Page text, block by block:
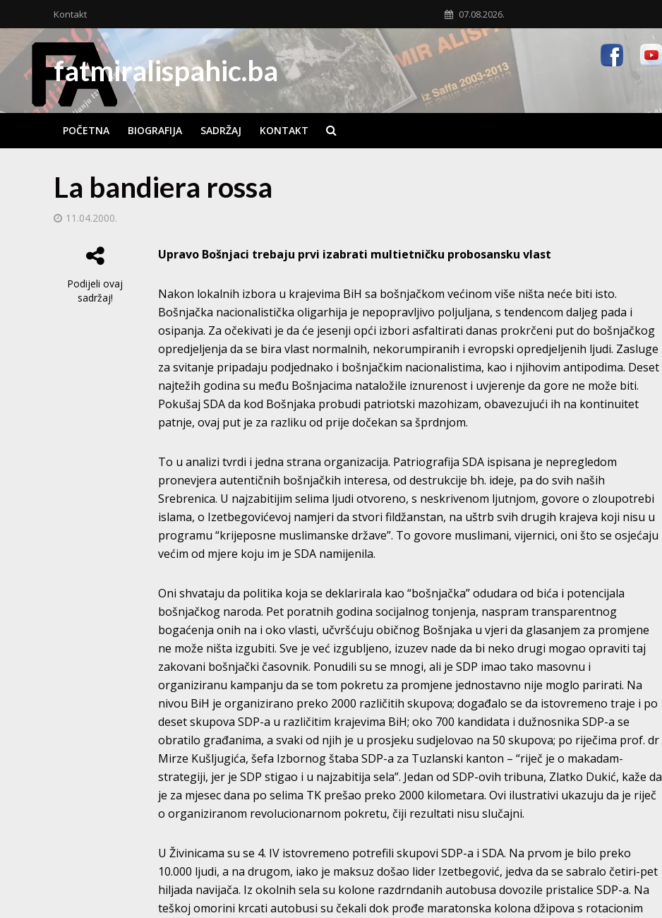
Kontakt 07.08.2026.
fatmiralispahic.ba
POČETNA BIOGRAFIJA SADRŽAJ KONTAKT
La bandiera rossa
11.04.2000.
Podijeli ovaj
sadržaj!
Upravo Bošnjaci trebaju prvi izabrati multietničku probosansku vlast
Nakon lokalnih izbora u krajevima BiH sa bošnjačkom većinom više ništa neće biti isto.
Bošnjačka nacionalistička oligarhija je nepopravljivo poljuljana, s tendencom daljeg pada i
osipanja. Za očekivati je da će jesenji opći izbori asfaltirati danas prokrčeni put do bošnjačkog
opredjeljenja da se bira vlast normalnih, nekorumpiranih i evropski opredjeljenih ljudi. Zasluge
za svitanje pripadaju podjednako i bošnjačkim nacionalistima, kao i njihovim antipodima. Deset
najtežih godina su među Bošnjacima nataložile iznurenost i uvjerenje da gore ne može biti.
Pokušaj SDA da kod Bošnjaka probudi patriotski mazohizam, obavezujući ih na kontinuitet
patnje, ovaj put je za razliku od prije dočekan sa šprdnjom.
To u analizi tvrdi i jedna strana organizacija. Patriografija SDA ispisana je nepregledom
pronevjera autentičnih bošnjačkih interesa, od destrukcije bh. ideje, pa do svih naših
Srebrenica. U najzabitijim selima ljudi otvoreno, s neskrivenom ljutnjom, govore o zloupotrebi
islama, o Izetbegovićevoj namjeri da stvori fildžanstan, na uštrb svih drugih krajeva koji nisu u
programu “krijeposne muslimanske države”. To govore muslimani, vijernici, oni što se osjećaju
većim od mjere koju im je SDA namijenila.
Oni shvataju da politika koja se deklarirala kao “bošnjačka” odudara od bića i potencijala
bošnjačkog naroda. Pet poratnih godina socijalnog tonjenja, naspram transparentnog
bogaćenja onih na i oko vlasti, učvršćuju običnog Bošnjaka u vjeri da glasanjem za promjene
ne može ništa izgubiti. Sve je već izgubljeno, izuzev nade da bi neko drugi mogao opraviti taj
zakovani bošnjački časovnik. Ponudili su se mnogi, ali je SDP imao tako masovnu i
organiziranu kampanju da se tom pokretu za promjene jednostavno nije moglo parirati. Na
nivou BiH je organizirano preko 2000 različitih skupova; događalo se da istovremeno traje i po
deset skupova SDP-a u različitim krajevima BiH; oko 700 kandidata i dužnosnika SDP-a se
obratilo građanima, a svaki od njih je u prosjeku sudjelovao na 50 skupova; po riječima prof. dr
Mirze Kušljugića, šefa Izbornog štaba SDP-a za Tuzlanski kanton – “riječ je o makadam-
strategiji, jer je SDP stigao i u najzabitija sela”. Jedan od SDP-ovih tribuna, Zlatko Dukić, kaže da
je za mjesec dana po selima TK prešao preko 2000 kilometara. Ovi ilustrativi ukazuju da je riječ
o organiziranom revolucionarnom pokretu, čiji rezultati nisu slučajni.
U Živinicama su se 4. IV istovremeno potrefili skupovi SDP-a i SDA. Na prvom je bilo preko
10.000 ljudi, a na drugom, iako je maksuz došao lider Izetbegović, jedva da se sabralo četiri-pet
hiljada navijača. Iz okolnih sela su kolone razdrndanih autobusa dovozile pristalice SDP-a. Na
teškoj omorini krcati autobusi su čekali dok prođe maratonska kolona džipova s rotacionim